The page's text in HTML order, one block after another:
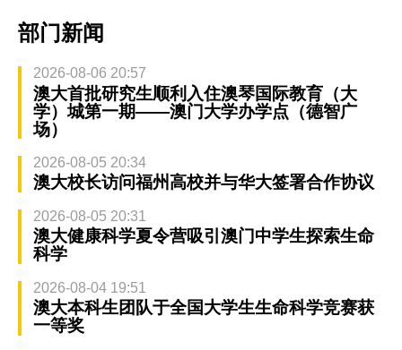
部门新闻
2026-08-06 20:57
澳大首批研究生顺利入住澳琴国际教育（大
学）城第一期——澳门大学办学点（德智广
场）
2026-08-05 20:34
澳大校长访问福州高校并与华大签署合作协议
2026-08-05 20:31
澳大健康科学夏令营吸引澳门中学生探索生命
科学
2026-08-04 19:51
澳大本科生团队于全国大学生生命科学竞赛获
一等奖